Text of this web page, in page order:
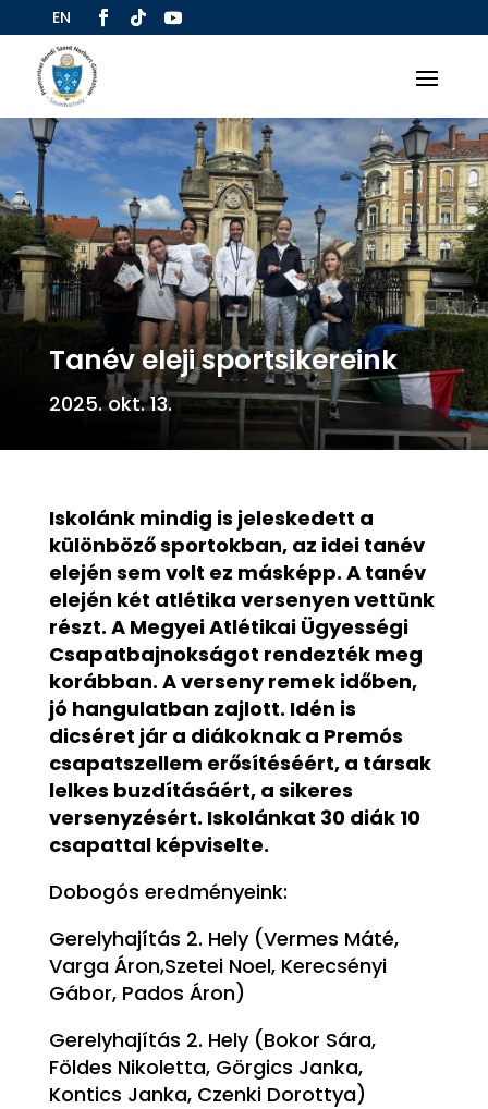
EN
Tanév eleji sportsikereink
2025. okt. 13.
Iskolánk mindig is jeleskedett a
különböző sportokban, az idei tanév
elején sem volt ez másképp. A tanév
elején két atlétika versenyen vettünk
részt. A Megyei Atlétikai Ügyességi
Csapatbajnokságot rendezték meg
korábban. A verseny remek időben,
jó hangulatban zajlott. Idén is
dicséret jár a diákoknak a Premós
csapatszellem erősítéséért, a társak
lelkes buzdításáért, a sikeres
versenyzésért. Iskolánkat 30 diák 10
csapattal képviselte.
Dobogós eredményeink:
Gerelyhajítás 2. Hely (Vermes Máté,
Varga Áron,Szetei Noel, Kerecsényi
Gábor, Pados Áron)
Gerelyhajítás 2. Hely (Bokor Sára,
Földes Nikoletta, Görgics Janka,
Kontics Janka, Czenki Dorottya)